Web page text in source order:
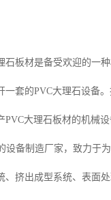
石板材是备受欢迎的一
一套的PVC大理石设备
PVC大理石板材的机械
备制造厂家，致力于
、挤出成型系统、表面